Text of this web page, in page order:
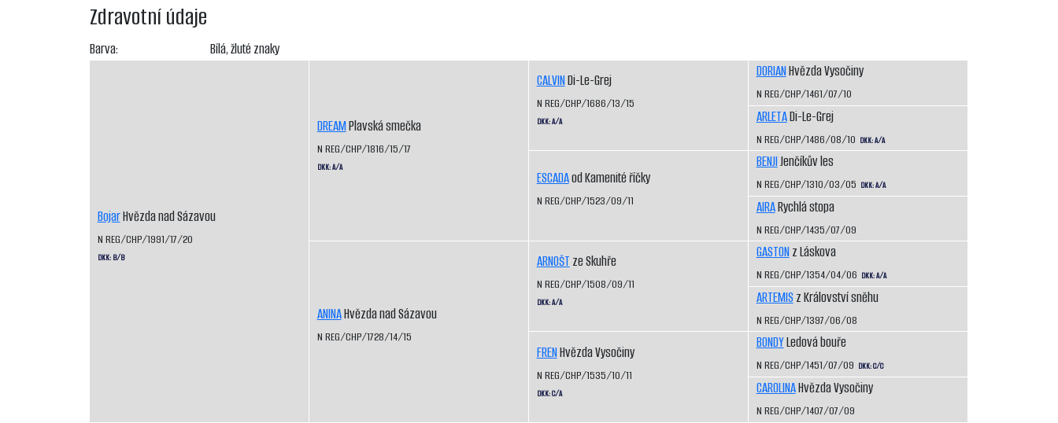
Zdravotní údaje
Barva: Bílá, žluté znaky
BojarHvězda nad Sázavou
N REG/CHP/1991/17/20
DKK: B/B
DREAMPlavská smečka
N REG/CHP/1816/15/17
DKK: A/A
ANINAHvězda nad Sázavou
N REG/CHP/1728/14/15
CALVINDi-Le-Grej
N REG/CHP/1686/13/15
DKK: A/A
ESCADAod Kamenité říčky
N REG/CHP/1523/09/11
ARNOŠT ze Skuhře
N REG/CHP/1508/09/11
DKK: A/A
FRENHvězda Vysočiny
N REG/CHP/1535/10/11
DKK: C/A
DORIANHvězda Vysočiny
N REG/CHP/1461/07/10
ARLETADi-Le-Grej
N REG/CHP/1486/08/10 DKK: A/A
BENJIJenčíkův les
N REG/CHP/1310/03/05 DKK: A/A
AIRARychlá stopa
N REG/CHP/1435/07/09
GASTONz Láskova
N REG/CHP/1354/04/06 DKK: A/A
ARTEMIS z Království sněhu
N REG/CHP/1397/06/08
BONDYLedová bouře
N REG/CHP/1451/07/09 DKK: C/C
CAROLINAHvězda Vysočiny
N REG/CHP/1407/07/09